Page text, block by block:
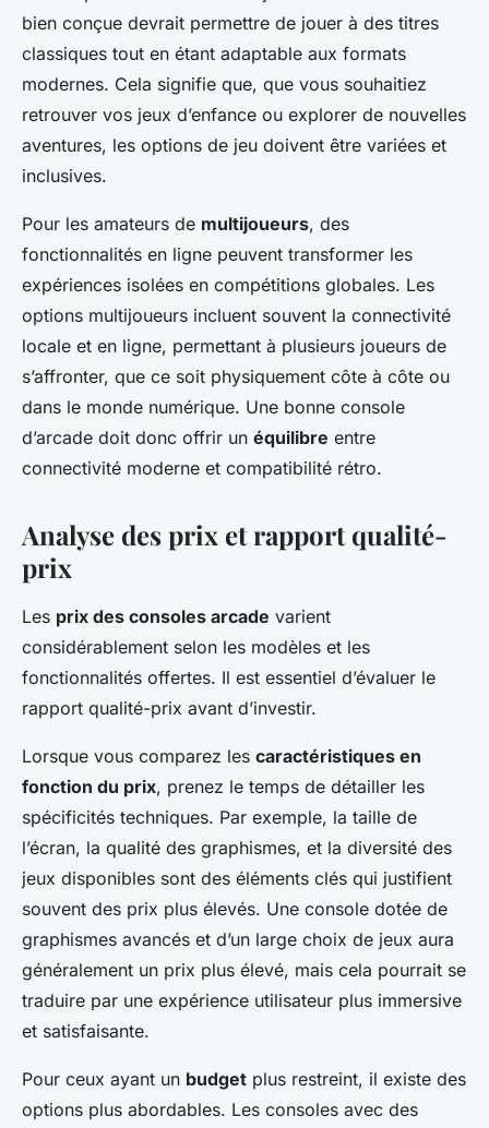
bien conçue devrait permettre de jouer à des titres
classiques tout en étant adaptable aux formats
modernes. Cela signifie que, que vous souhaitiez
retrouver vos jeux d’enfance ou explorer de nouvelles
aventures, les options de jeu doivent être variées et
inclusives.
Pour les amateurs de multijoueurs, des
fonctionnalités en ligne peuvent transformer les
expériences isolées en compétitions globales. Les
options multijoueurs incluent souvent la connectivité
locale et en ligne, permettant à plusieurs joueurs de
s’affronter, que ce soit physiquement côte à côte ou
dans le monde numérique. Une bonne console
d’arcade doit donc offrir un équilibre entre
connectivité moderne et compatibilité rétro.
Analyse des prix et rapport qualité-
prix
Les prix des consoles arcade varient
considérablement selon les modèles et les
fonctionnalités offertes. Il est essentiel d’évaluer le
rapport qualité-prix avant d’investir.
Lorsque vous comparez les caractéristiques en
fonction du prix, prenez le temps de détailler les
spécificités techniques. Par exemple, la taille de
l’écran, la qualité des graphismes, et la diversité des
jeux disponibles sont des éléments clés qui justifient
souvent des prix plus élevés. Une console dotée de
graphismes avancés et d’un large choix de jeux aura
généralement un prix plus élevé, mais cela pourrait se
traduire par une expérience utilisateur plus immersive
et satisfaisante.
Pour ceux ayant un budget plus restreint, il existe des
options plus abordables. Les consoles avec des